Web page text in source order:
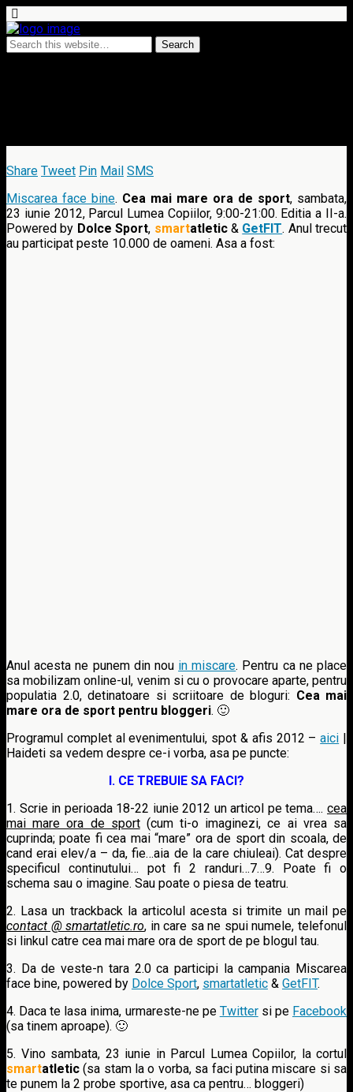
Share Tweet Pin Mail SMS
Miscarea face bine. Cea mai mare ora de sport, sambata,
23 iunie 2012, Parcul Lumea Copiilor, 9:00-21:00. Editia a II-a.
Powered by Dolce Sport, smartatletic& GetFIT. Anul trecut
au participat peste 10.000 de oameni. Asa a fost:
Anul acesta ne punem din nou in miscare. Pentru ca ne place
sa mobilizam online-ul, venim si cu o provocare aparte, pentru
populatia 2.0, detinatoare si scriitoare de bloguri: Cea mai
mare ora de sport pentru bloggeri. 🙂
Programul complet al evenimentului, spot & afis 2012 –aici |
Haideti sa vedem despre ce-i vorba, asa pe puncte:
I. CE TREBUIE SA FACI?
1. Scrie in perioada 18-22 iunie 2012 un articol pe tema…. cea
mai mare ora de sport(cum ti-o imaginezi, ce ai vrea sa
cuprinda; poate fi cea mai “mare” ora de sport din scoala, de
cand erai elev/a – da, fie…aia de la care chiuleai). Cat despre
specificul continutului… pot fi 2 randuri…7…9. Poate fi o
schema sau o imagine. Sau poate o piesa de teatru.
2. Lasa un trackback la articolul acesta si trimite un mail pe
contact @ smartatletic.ro, in care sa ne spui numele, telefonul
si linkul catre cea mai mare ora de sport de pe blogul tau.
3. Da de veste-n tara 2.0 ca participi la campania Miscarea
face bine, powered by Dolce Sport, smartatletic & GetFIT.
4. Daca te lasa inima, urmareste-ne pe Twittersi pe Facebook
(sa tinem aproape). 🙂
5. Vino sambata, 23 iunie in Parcul Lumea Copiilor, la cortul
smartatletic(sa stam la o vorba, sa faci putina miscare si sa
te punem la 2 probe sportive, asa ca pentru… bloggeri)